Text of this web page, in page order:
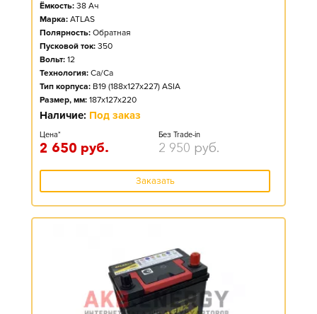
Ёмкость: 38 Ач
Марка: ATLAS
Полярность: Обратная
Пусковой ток: 350
Вольт: 12
Технология: Ca/Ca
Тип корпуса: B19 (188x127x227) ASIA
Размер, мм: 187x127x220
Наличие: Под заказ
Цена*
2 650 руб.
Без Trade-in
2 950 руб.
Заказать